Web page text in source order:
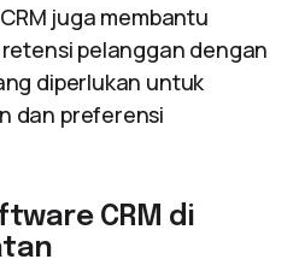
juga membantu
pelanggan dengan
diperlukan untuk
dan preferensi
CRM di